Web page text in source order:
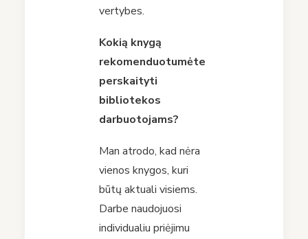
vertybes.
Kokią knygą
rekomenduotumėte
perskaityti
bibliotekos
darbuotojams?
Man atrodo, kad nėra
vienos knygos, kuri
būtų aktuali visiems.
Darbe naudojuosi
individualiu priėjimu